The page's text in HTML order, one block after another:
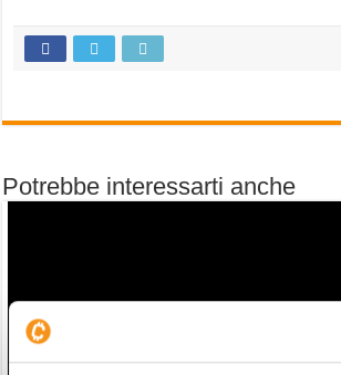
Potrebbe interessarti anche